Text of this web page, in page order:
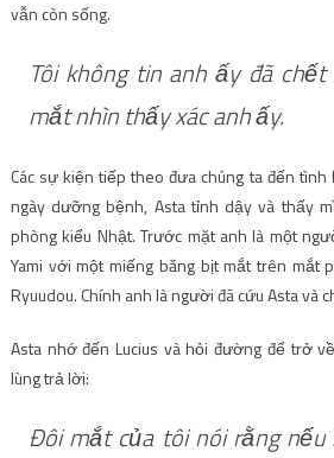
vẫn còn sống.
Tôi không tin anh ấy đã
mắt nhìn thấy xác anh ấy.
Các sự kiện tiếp theo đưa chúng ta đến tình
ngày dưỡng bệnh, Asta tỉnh dậy và thấy
phòng kiểu Nhật. Trước mặt anh là một
Yami với một miếng băng bịt mắt trên mắt
Ryuudou. Chính anh là người đã cứu Asta và
Asta nhớ đến Lucius và hỏi đường để trở
lùng trả lời:
Đôi mắt của tôi nói rằng nếu